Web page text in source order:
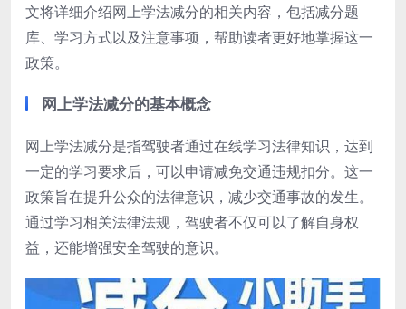
文将详细介绍网上学法减分的相关内容，包括减分题
库、学习方式以及注意事项，帮助读者更好地掌握这一
政策。
网上学法减分的基本概念
网上学法减分是指驾驶者通过在线学习法律知识，达到
一定的学习要求后，可以申请减免交通违规扣分。这一
政策旨在提升公众的法律意识，减少交通事故的发生。
通过学习相关法律法规，驾驶者不仅可以了解自身权
益，还能增强安全驾驶的意识。